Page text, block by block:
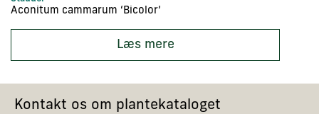
Aconitum cammarum ‘Bicolor’
Læs mere
Kontakt os om plantekataloget